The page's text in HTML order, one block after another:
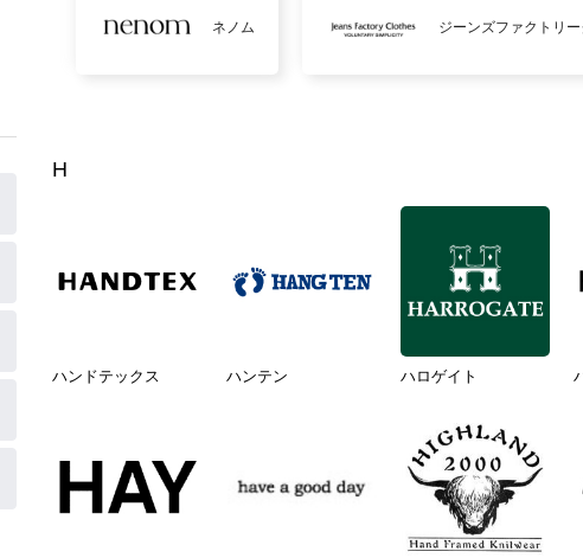
ネノム ジーンズファクトリ
H
ハンドテックス ハンテン ハロゲイト